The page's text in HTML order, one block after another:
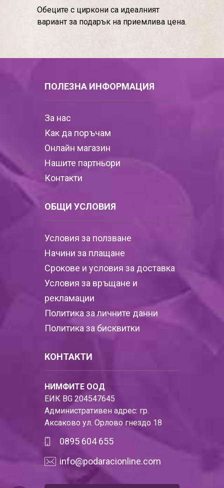
Обеците с циркони са идеалният
вариант за подарък на приемлива цена.
ПОЛЕЗНА ИНФОРМАЦИЯ
За нас
Как да поръчам
Онлайн магазин
Нашите партньори
Контакти
ОБЩИ УСЛОВИЯ
Условия за ползване
Начини за плащане
Срокове и условия за доставка
Условия за връщане и
рекламации
Политика за личните данни
Политика за бисквитки
КОНТАКТИ
НИМФИТЕ ООД
ЕИК BG 204547645
Административен адрес: гр.
Аксаково ул. Орлово гнездо 18
0895 604 655
info@podaracionline.com